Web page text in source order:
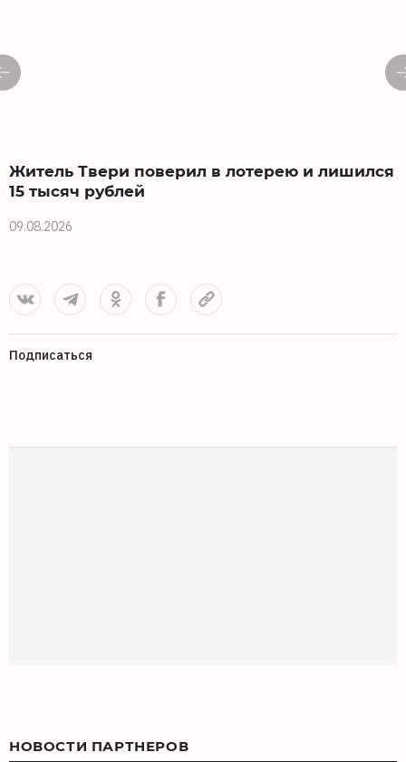
Житель Твери поверил в лотерею и лишился
15 тысяч рублей
09.08.2026
Подписаться
НОВОСТИ ПАРТНЕРОВ